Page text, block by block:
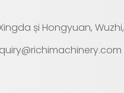
și Hongyuan, Wuzhi,